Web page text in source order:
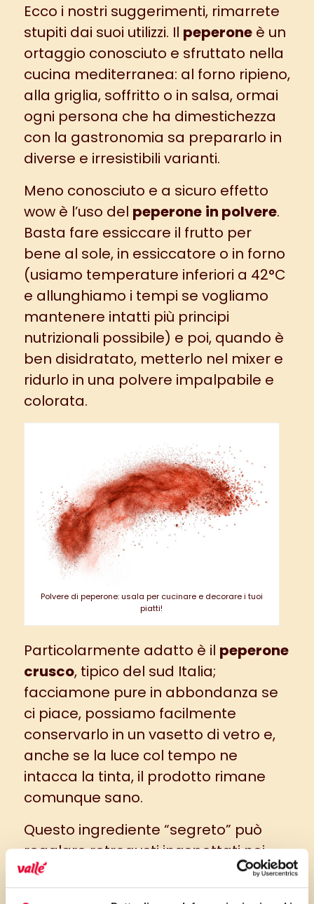
Ecco i nostri suggerimenti, rimarrete
stupiti dai suoi utilizzi. Il peperoneè un
ortaggio conosciuto e sfruttato nella
cucina mediterranea: al forno ripieno,
alla griglia, soffritto o in salsa, ormai
ogni persona che ha dimestichezza
con la gastronomia sa prepararlo in
diverse e irresistibili varianti.
Meno conosciuto e a sicuro effetto
wow è l’uso del peperone in polvere.
Basta fare essiccare il frutto per
bene al sole, in essiccatore o in forno
(usiamo temperature inferiori a 42°C
e allunghiamo i tempi se vogliamo
mantenere intatti più principi
nutrizionali possibile) e poi, quando è
ben disidratato, metterlo nel mixer e
ridurlo in una polvere impalpabile e
colorata.
Polvere di peperone: usala per cucinare e decorare i tuoi
piatti!
Particolarmente adatto è il peperone
crusco, tipico del sud Italia;
facciamone pure in abbondanza se
ci piace, possiamo facilmente
conservarlo in un vasetto di vetro e,
anche se la luce col tempo ne
intacca la tinta, il prodotto rimane
comunque sano.
Questo ingrediente “segreto” può
regalare retrogusti inaspettati nei
piatti che offriamo e ben s’accosta a
ricette salate(primi, secondi ma